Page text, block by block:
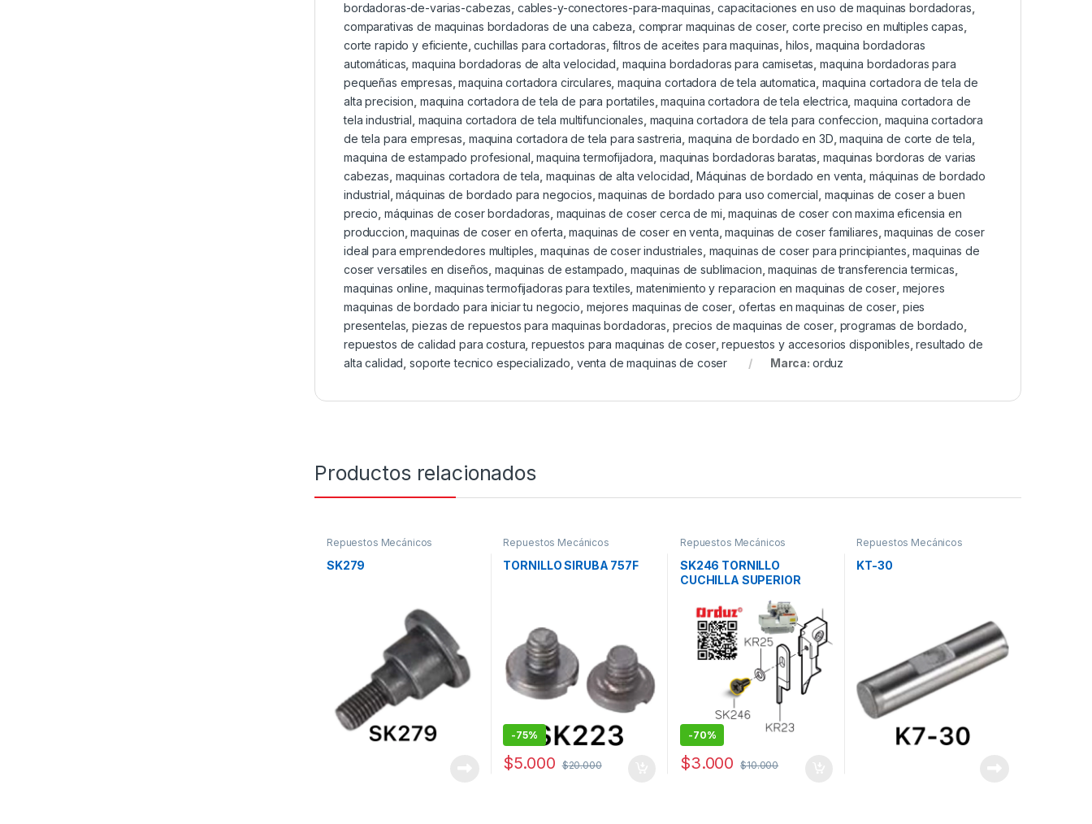
bordadoras-de-varias-cabezas cables-y-conectores-para-maquinas capacitaciones en uso de maquinas bordadoras
comparativas de maquinas bordadoras de una cabeza comprar maquinas de coser,corte preciso en multiples capas
corte rapido y eficiente ,cuchillas para cortadoras filtros de aceites para maquinas hilos maquina bordadoras
automáticas ,maquina bordadoras de alta velocidad maquina bordadoras para camisetas ,maquina bordadoras para
pequeñas empresas ,maquina cortadora circulares ,maquina cortadora de tela automatica maquina cortadora de tela de
alta precision maquina cortadora de tela de para portatiles ,maquina cortadora de tela electrica ,maquina cortadora de
tela industrial maquina cortadora de tela multifuncionales maquina cortadora de tela para confeccion maquina cortadora
de tela para empresas maquina cortadora de tela para sastreria maquina de bordado en 3D ,maquina de corte de tela
maquina de estampado profesional ,maquina termofijadora ,maquinas bordadoras baratas ,maquinas bordoras de varias
cabezas maquinas cortadora de tela maquinas de alta velocidad Máquinas de bordado en venta máquinas de bordado
industrial ,máquinas de bordado para negocios ,maquinas de bordado para uso comercial maquinas de coser a buen
precio máquinas de coser bordadoras maquinas de coser cerca de mi ,maquinas de coser con maxima eficensia en
produccion ,maquinas de coser en oferta ,maquinas de coser en venta ,maquinas de coser familiares ,maquinas de coser
ideal para emprendedores multiples maquinas de coser industriales maquinas de coser para principiantes ,maquinas de
coser versatiles en diseños maquinas de estampado maquinas de sublimacion ,maquinas de transferencia termicas
maquinas online maquinas termofijadoras para textiles ,matenimiento y reparacion en maquinas de coser, mejores
maquinas de bordado para iniciar tu negocio mejores maquinas de coser ofertas en maquinas de coser pies
presentelas ,piezas de repuestos para maquinas bordadoras precios de maquinas de coser, programas de bordado
repuestos de calidad para costura ,repuestos para maquinas de coser,repuestos y accesorios disponibles ,resultado de
alta calidad ,soporte tecnico especializado venta de maquinas de coser Marca: orduz
Productos relacionados
Repuestos Mecánicos
SK279
Repuestos Mecánicos
TORNILLO SIRUBA 757F
-75%
$5.000 $20.000
Repuestos Mecánicos
SK246 TORNILLO
CUCHILLA SUPERIOR
-70%
$3.000 $10.000
Repuestos Mecánicos
KT-30